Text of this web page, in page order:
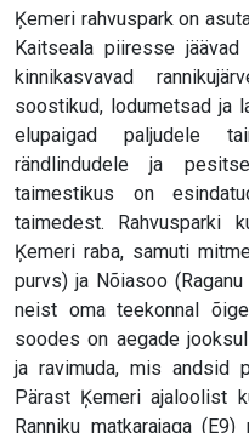
Ķemeri rahvuspark on
Kaitseala piiresse
kinnikasvavad
soostikud, lodumetsad ja
elupaigad paljudele
rändlindudele ja
taimestikus on
taimedest. Rahvusparki
Ķemeri raba, samuti
purvs) ja Nõiasoo
neist oma teekonnal
soodes on aegade
ja ravimuda, mis andsid
Pärast Ķemeri ajaloolist
Ranniku matkarajaga